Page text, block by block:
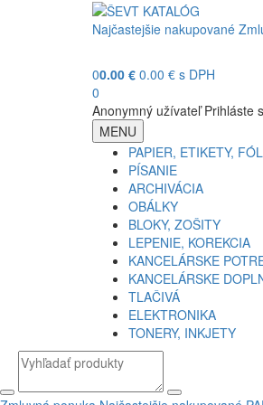
Najčastejšie nakupované
00.00 € 0.00 € s DPH
0
Anonymný užívateľ Prihláste
MENU
PAPIER, ETIKETY,
PÍSANIE
ARCHIVÁCIA
OBÁLKY
BLOKY, ZOŠITY
LEPENIE, KOREKCIA
KANCELÁRSKE
KANCELÁRSKE
TLAČIVÁ
ELEKTRONIKA
TONERY, INKJETY